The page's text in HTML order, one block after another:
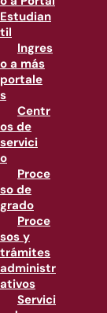
Estudian
til
Ingres
o a más
portale
s
Centr
os de
servici
o
Proce
so de
grado
Proce
sos y
trámites
administr
ativos
Servici